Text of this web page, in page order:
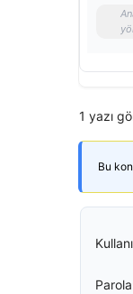
1 yazı
Bu